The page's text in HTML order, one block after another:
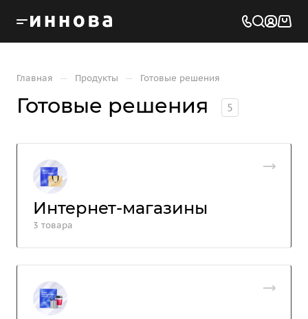
Главная — Продукты — Готовые решения
Готовые решения 5
Интернет-магазины
3 товара